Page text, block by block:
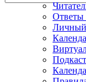
Ответы
Личный